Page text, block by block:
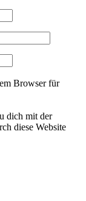
Browser für
dich mit der
diese Website